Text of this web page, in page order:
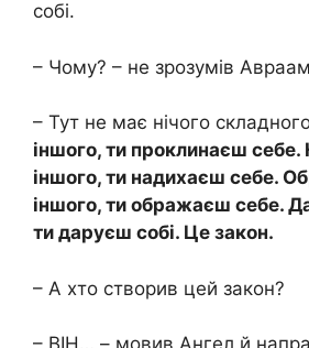
собі.
– Чому? – не зрозумів
– Тут не має нічого
іншого, ти проклинаєш
іншого, ти надихаєш себе.
іншого, ти ображаєш себе.
ти даруєш собі. Це закон.
– А хто створив цей закон?